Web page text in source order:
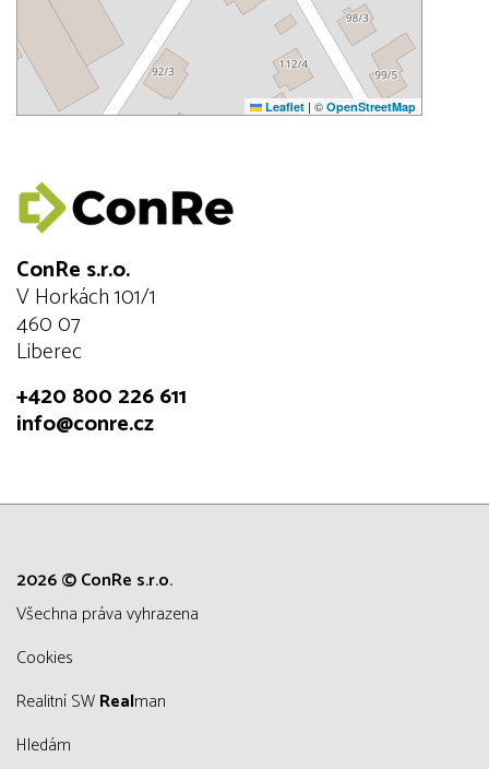
Leaflet | © OpenStreetMap
ConRe s.r.o.
V Horkách 101/1
460 07
Liberec
+420 800 226 611
info@conre.cz
2026 © ConRe s.r.o.
všechna práva vyhrazena
Cookies
Realitní SWRealman
Hledám